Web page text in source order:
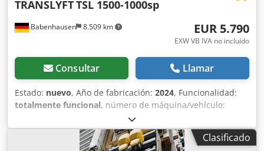
Babenhausen 8.509 km
TRANSLYFTTSL 1500-1000sp
EUR 5.790
EXW VB IVA no incluído
Consultar Llamar
Estado: nuevo, Año de fabricación: 2024, Funcionalidad:
totalmente funcional, número de máquina/vehículo:
, potencia de elevación:
kg/m, ancho de la mesa:229 mm, tipo de ajuste de altura:
, presión: 75 bar, Se vende una mesa elevadora
Clasificado